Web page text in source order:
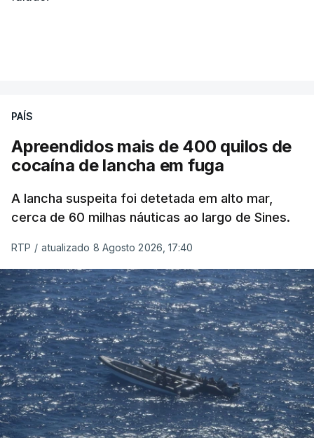
PAÍS
Apreendidos mais de 400 quilos de
cocaína de lancha em fuga
A lancha suspeita foi detetada em alto mar,
cerca de 60 milhas náuticas ao largo de Sines.
RTP / atualizado 8 Agosto 2026, 17:40